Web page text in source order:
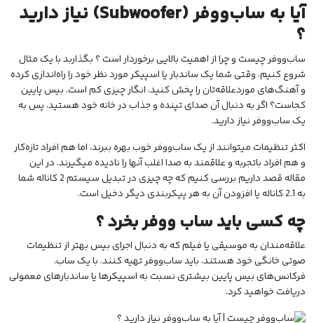
آیا به ساب‌ووفر (Subwoofer) نیاز دارید
؟
ساب‌ووفر چیست و چرا از اهمیت بالایی برخوردار است ؟ بگذاربد با یک مثال
شروع کنیم، وقتی شما یکساندباریااسپیکرمورد نظر خود را راه‌اندازی کرده
و آهنگ‌های موردعلاقه‌تان را پخش کنید، انگار چیزی کم است. بیس پایین
کجاست؟ اگر به دنبال آن صدای تپنده و جذاب در خانه خود هستید، پس به
یک ساب‌ووفر نیاز دارید.
اکثر تنظیمات میتوانند از یک ساب‌ووفر خوب بهره ببرند، اما هم افراد تازه‌کار
و هم افراد با‌تجربه و علاقمند به صدا اغلب آنها را نادیده میگیرند. در این
مقاله قصد داریم بررسی کنیم که چه چیزی در تبدیل سیستم 2 کاناله شما
به 2.1 کاناله یا افزودن آن به هر پیکربندی دیگر دخیل است.
چه کسی باید ساب ووفر بخرد ؟
علاقه‌مندان به موسیقی یا فیلم که به دنبال اجرای بیس بهتر از تنظیمات
صوتی خانگی خود هستند، باید ساب‌ووفر تهیه کنند. با یک ساب،
فرکانس‌های بیس پایین بیشتری نسبت به اسپیکرها یا ساندبارهای معمولی
دریافت خواهید کرد.